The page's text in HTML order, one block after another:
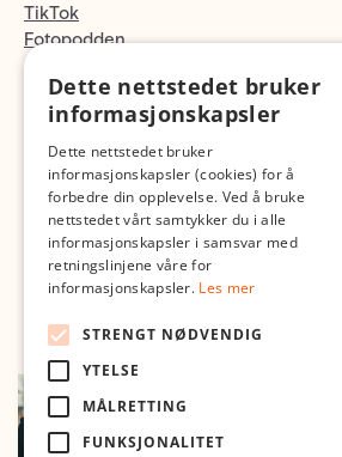
TikTok
Fotopodden
Med forbehold om skrive- og lagerfeil
Dette nettstedet bruker
informasjonskapsler
Dette nettstedet bruker
informasjonskapsler (cookies) for å
forbedre din opplevelse. Ved å bruke
nettstedet vårt samtykker du i alle
informasjonskapsler i samsvar med
retningslinjene våre for
informasjonskapsler. Les mer
STRENGT NØDVENDIG
YTELSE
MÅLRETTING
FUNKSJONALITET